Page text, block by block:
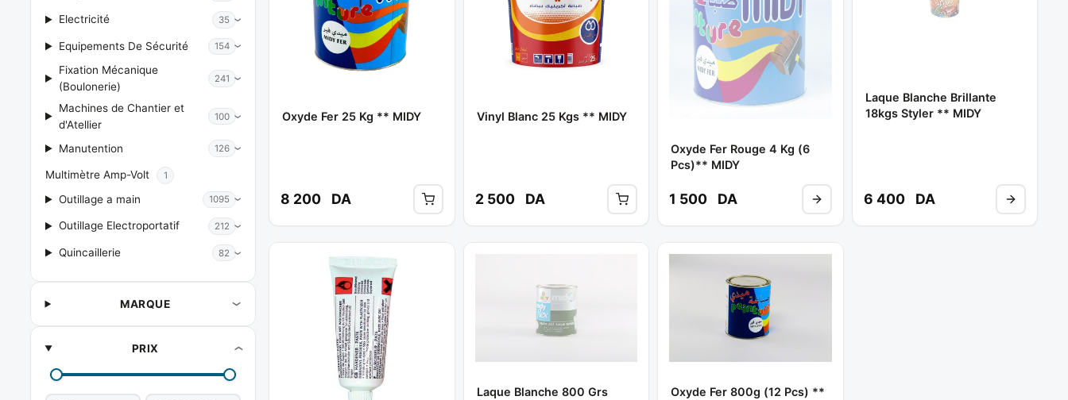
Electricité 35
Equipements De Sécurité 154
Fixation Mécanique
(Boulonerie)
241
Machines de Chantier et
d'Atellier
100
Manutention 126
Multimètre Amp-Volt 1
Outillage a main 1095
Outillage Electroportatif 212
Quincaillerie 82
MARQUE
PRIX
Oxyde Fer 25 Kg ** MIDY
8 200 DA
Vinyl Blanc 25 Kgs ** MIDY
2 500 DA
Oxyde Fer Rouge 4 Kg (6
Pcs)** MIDY
1 500 DA
Laque Blanche Brillante
18kgs Styler ** MIDY
6 400 DA
Laque Blanche 800 Grs
Oxyde Fer 800g (12 Pcs) **